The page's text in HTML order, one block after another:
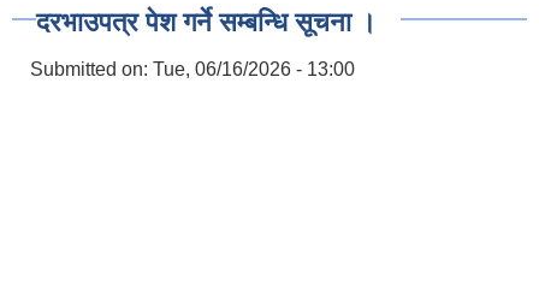
दरभाउपत्र पेश गर्ने सम्बन्धि सूचना ।
Submitted on: Tue, 06/16/2026 - 13:00